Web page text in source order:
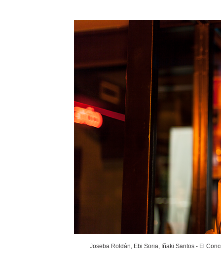
Joseba Roldán, Ebi Soria, Iñaki Santos - El